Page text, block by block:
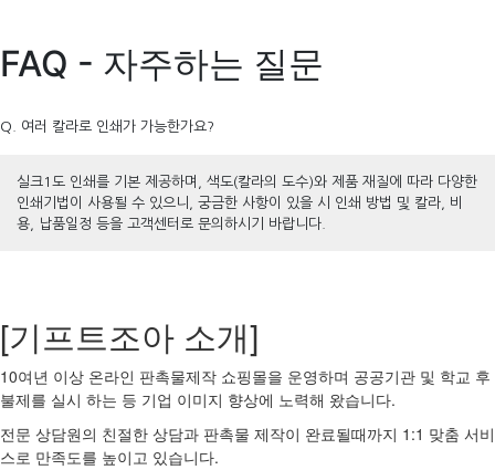
FAQ - 자주하는 질문
Q. 여러 칼라로 인쇄가 가능한가요?
실크1도 인쇄를 기본 제공하며, 색도(칼라의 도수)와 제품 재질에 따라 다양한
인쇄기법이 사용될 수 있으니, 궁금한 사항이 있을 시 인쇄 방법 및 칼라, 비
용, 납품일정 등을 고객센터로 문의하시기 바랍니다.
[기프트조아 소개]
10여년 이상 온라인 판촉물제작 쇼핑몰을 운영하며 공공기관 및 학교 후
불제를 실시 하는 등 기업 이미지 향상에 노력해 왔습니다.
전문 상담원의 친절한 상담과 판촉물 제작이 완료될때까지 1:1 맞춤 서비
스로 만족도를 높이고 있습니다.